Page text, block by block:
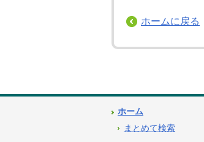
ホームに戻る
ホーム
まとめて検索